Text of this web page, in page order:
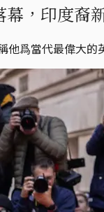
，印度裔
爲當代最偉大的